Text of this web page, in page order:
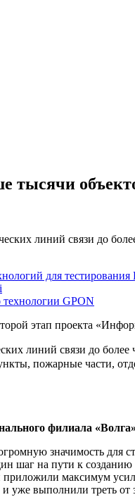
тысячи
для
технологии GPON
этап проекта
линий связи до более
пожарные части,
филиала
значимость для
шаг на пути к
максимум
выполнили треть от